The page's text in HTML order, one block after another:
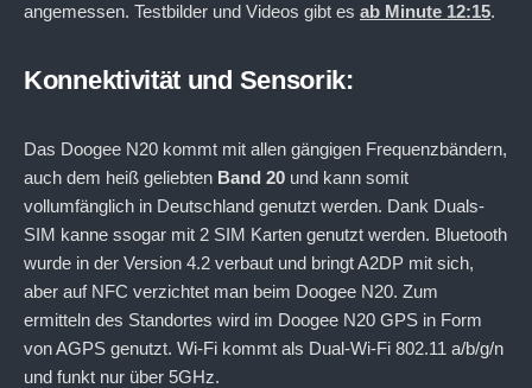
angemessen. Testbilder und Videos gibt es ab Minute 12:15.
Konnektivität und Sensorik:
Das Doogee N20 kommt mit allen gängigen Frequenzbändern,
auch dem heiß geliebten Band 20 und kann somit
vollumfänglich in Deutschland genutzt werden. Dank Duals-
SIM kanne ssogar mit 2 SIM Karten genutzt werden. Bluetooth
wurde in der Version 4.2 verbaut und bringt A2DP mit sich,
aber auf NFC verzichtet man beim Doogee N20. Zum
ermitteln des Standortes wird im Doogee N20 GPS in Form
von AGPS genutzt. Wi-Fi kommt als Dual-Wi-Fi 802.11 a/b/g/n
und funkt nur über 5GHz.